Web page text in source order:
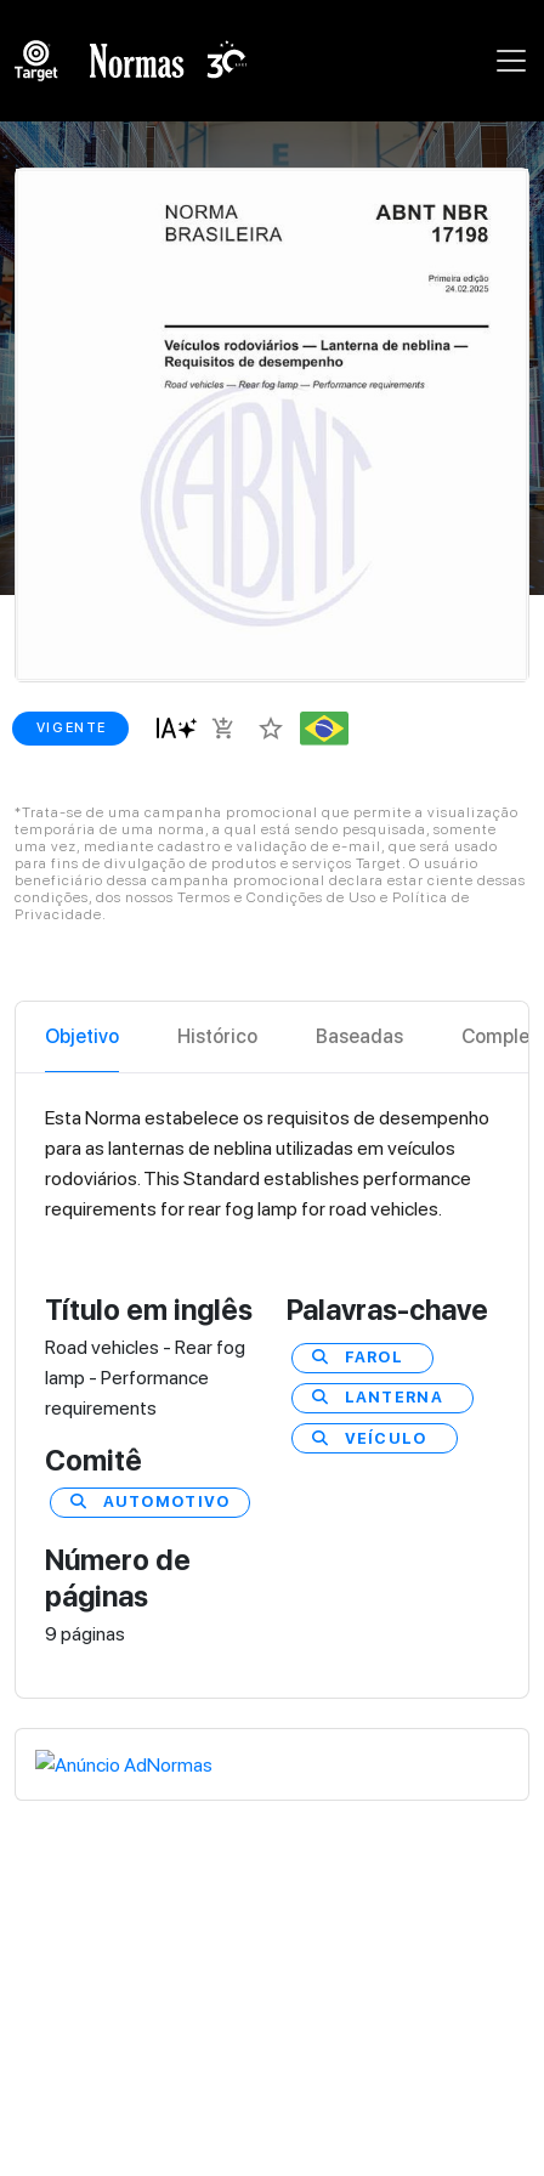
VIGENTE add_shopping_cart star_border
*Trata-se de uma campanha promocional que permite a visualização
temporária de uma norma, a qual está sendo pesquisada, somente
uma vez, mediante cadastro e validação de e-mail, que será usado
para fins de divulgação de produtos e serviços Target. O usuário
beneficiário dessa campanha promocional declara estar ciente dessas
condições, dos nossos Termos e Condições de Uso e Política de
Privacidade.
Objetivo Histórico Baseadas
Esta Norma estabelece os requisitos de desempenho
para as lanternas de neblina utilizadas em veículos
rodoviários. This Standard establishes performance
requirements for rear fog lamp for road vehicles.
Título em inglês
Road vehicles - Rear fog
lamp - Performance
requirements
Comitê
AUTOMOTIVO
Número de
páginas
9 páginas
Palavras-chave
FAROL
LANTERNA
VEÍCULO